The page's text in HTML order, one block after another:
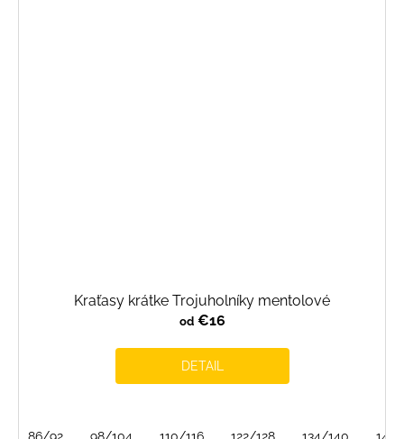
Kraťasy krátke Trojuholníky mentolové
od€16
DETAIL
86/92 98/104 110/116 122/128 134/140 146/